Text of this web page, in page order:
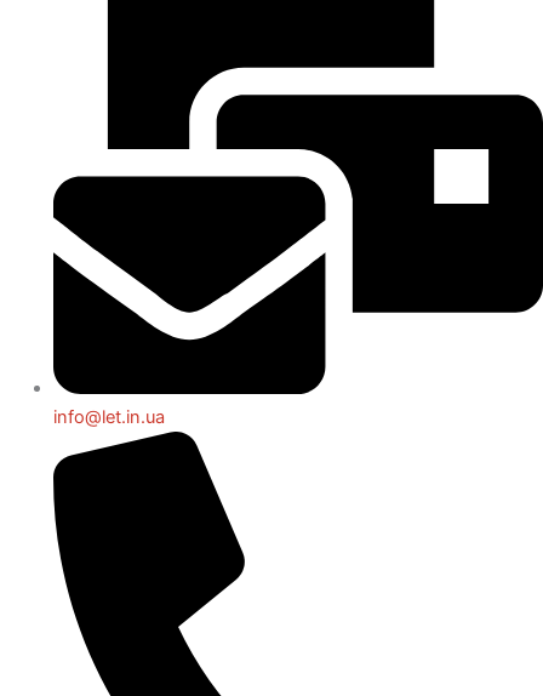
info@let.in.ua